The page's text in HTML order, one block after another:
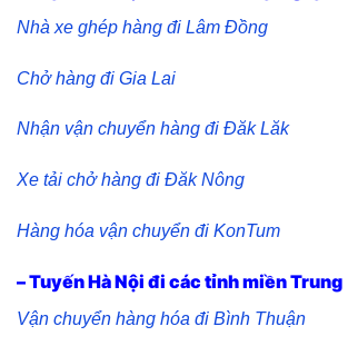
Nhà xe ghép hàng đi Lâm Đồng
Chở hàng đi Gia Lai
Nhận vận chuyển hàng đi Đăk Lăk
Xe tải chở hàng đi Đăk Nông
Hàng hóa vận chuyển đi KonTum
– Tuyến Hà Nội đi các tỉnh miền Trung
Vận chuyển hàng hóa đi Bình Thuận